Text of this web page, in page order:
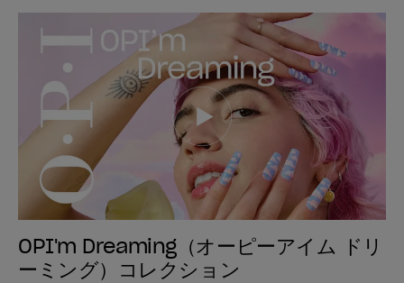
OPI'm Dreaming（オーピーアイム ドリ
ーミング）コレクション